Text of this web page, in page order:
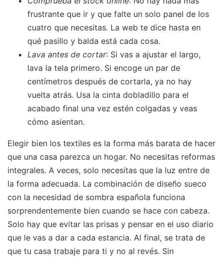
frustrante que ir y que falte un solo panel de los
cuatro que necesitas. La web te dice hasta en
qué pasillo y balda está cada cosa.
Lava antes de cortar: Si vas a ajustar el largo,
lava la tela primero. Si encoge un par de
centímetros después de cortarla, ya no hay
vuelta atrás. Usa la cinta dobladillo para el
acabado final una vez estén colgadas y veas
cómo asientan.
Elegir bien los textiles es la forma más barata de hacer
que una casa parezca un hogar. No necesitas reformas
integrales. A veces, solo necesitas que la luz entre de
la forma adecuada. La combinación de diseño sueco
con la necesidad de sombra española funciona
sorprendentemente bien cuando se hace con cabeza.
Solo hay que evitar las prisas y pensar en el uso diario
que le vas a dar a cada estancia. Al final, se trata de
que tu casa trabaje para ti y no al revés. Sin